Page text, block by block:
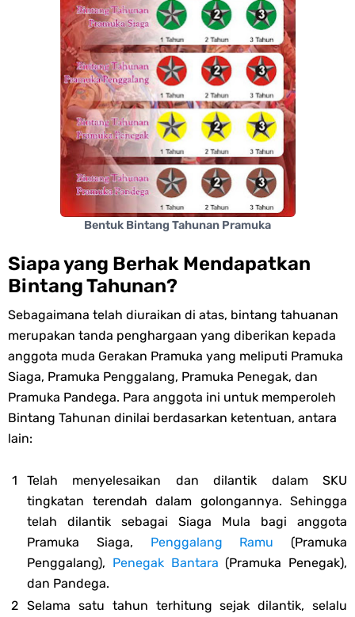
Bentuk Bintang Tahunan Pramuka
Siapa yang Berhak Mendapatkan
Bintang Tahunan?
Sebagaimana telah diuraikan di atas, bintang tahuanan
merupakan tanda penghargaan yang diberikan kepada
anggota muda Gerakan Pramuka yang meliputi Pramuka
Siaga, Pramuka Penggalang, Pramuka Penegak, dan
Pramuka Pandega. Para anggota ini untuk memperoleh
Bintang Tahunan dinilai berdasarkan ketentuan, antara
lain:
Telah menyelesaikan dan dilantik dalam SKU
tingkatan terendah dalam golongannya. Sehingga
telah dilantik sebagai Siaga Mula bagi anggota
Pramuka Siaga, Penggalang Ramu (Pramuka
Penggalang), Penegak Bantara (Pramuka Penegak),
dan Pandega.
Selama satu tahun terhitung sejak dilantik, selalu